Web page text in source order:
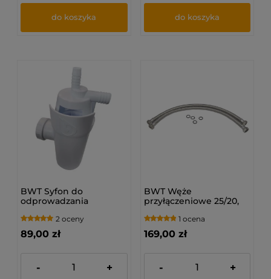
do koszyka do koszyka
BWT Syfon do
odprowadzania
zmiękczacza
2 oceny
89,00 zł
- +
BWT Węże
przyłączeniowe 25/20,
1 ocena
169,00 zł
- +